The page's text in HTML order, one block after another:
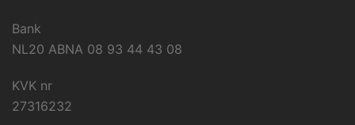
Bank
NL20 ABNA 08 93 44 43 08
KVK nr
27316232